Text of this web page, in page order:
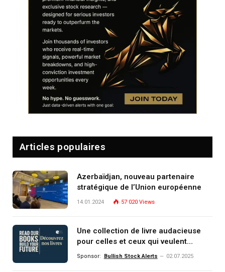
Articles populaires
Azerbaïdjan, nouveau partenaire
stratégique de l’Union européenne
14.01.2024 57 020 Views
Une collection de livre audacieuse
pour celles et ceux qui veulent
comprendre, investir et dominer le
Sponsor: Bullish Stock Alerts 02.07.2025